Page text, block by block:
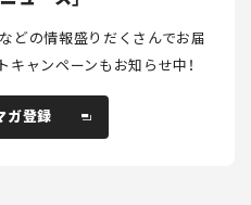
どの情報盛りだくさんでお届
ャンペーンもお知らせ中！
ガ登録